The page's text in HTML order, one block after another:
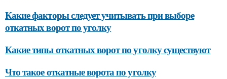
Какие факторы следует учитывать при выборе
откатных ворот по уголку
Какие типы откатных ворот по уголку существуют
Что такое откатные ворота по уголку